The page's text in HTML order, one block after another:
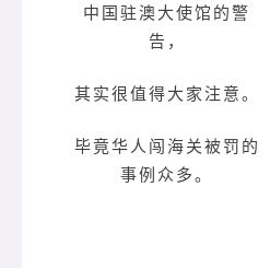
中国驻澳大使馆的警
告，
其实很值得大家注意。
毕竟华人闯海关被罚的
事例众多。